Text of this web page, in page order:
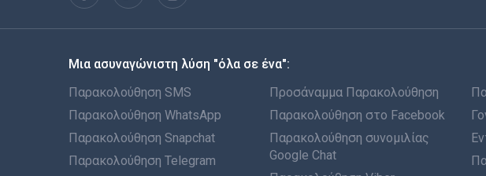
Μια ασυναγώνιστη λύση "όλα σε ένα":
Παρακολούθηση SMS
Παρακολούθηση WhatsApp
Παρακολούθηση Snapchat
Παρακολούθηση Telegram
Προσάναμμα Παρακολούθηση
Παρακολούθηση στο Facebook
Παρακολούθηση συνομιλίας
Google Chat